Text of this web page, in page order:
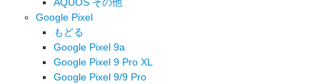
Google Pixel
もどる
Google Pixel 9a
Google Pixel 9 Pro XL
Google Pixel 9/9 Pro